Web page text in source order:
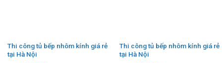
Thi công tủ bếp nhôm kính giá rẻ
tại Hà Nội
Thi công tủ bếp nhôm kính giá rẻ
tại Hà Nội